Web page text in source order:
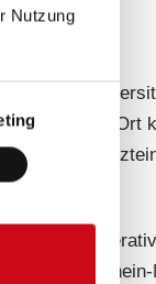
Nutzung
des
Vor Ort
neuen